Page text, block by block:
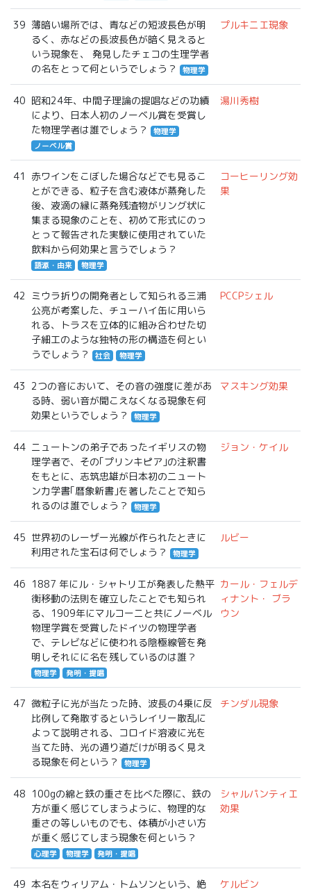
39 薄暗い場所では、青などの短波長色が明
るく、赤などの長波長色が暗く見えると
いう現象を、 発見したチェコの生理学者
の名をとって何というでしょう？
物理学
プルキニエ現象
40 昭和24年、中間子理論の提唱などの功績
により、日本人初のノーベル賞を受賞し
た物理学者は誰でしょう？
物理学
ノーベル賞
湯川秀樹
41
赤ワインをこぼした場合などでも見るこ
とができる、粒子を含む液体が蒸発した
後、液滴の縁に蒸発残渣物がリング状に
集まる現象のことを、初めて形式にのっ
とって報告された実験に使用されていた
飲料から何効果と言うでしょう？
語源・由来 物理学
コーヒーリング効
果
42
ミウラ折りの開発者として知られる三浦
公亮が考案した、チューハイ缶に用いら
れる、トラスを立体的に組み合わせた切
子細工のような独特の形の構造を何とい
うでしょう？
社会 物理学
PCCPシェル
43 2つの音において、その音の強度に差があ
る時、弱い音が聞こえなくなる現象を何
効果というでしょう？
物理学
マスキング効果
44 ニュートンの弟子であったイギリスの物
理学者で、その｢プリンキピア｣の注釈書
をもとに、志筑忠雄が日本初のニュート
ン力学書｢暦象新書｣を著したことで知ら
れるのは誰でしょう？
物理学
ジョン・ケイル
45 世界初のレーザー光線が作られたときに
利用された宝石は何でしょう？
物理学
ルビー
46 1887 年にル・シャトリエが発表した熱平
衡移動の法則を確立したことでも知られ
る、1909年にマルコーニと共にノーベル
物理学賞を受賞したドイツの物理学者
で、テレビなどに使われる陰極線管を発
明しそれにに名を残しているのは誰？
物理学 発明・提唱
カール・フェルデ
ィナント・ ブラ
ウン
47 微粒子に光が当たった時、波長の4乗に反
比例して発散するというレイリー散乱に
よって説明される、コロイド溶液に光を
当てた時、光の通り道だけが明るく見え
る現象を何という？
物理学
チンダル現象
48 100gの綿と鉄の重さを比べた際に、鉄の
方が重く感じてしまうように、物理的な
重さの等しいものでも、体積が小さい方
が重く感じてしまう現象を何という？
心理学 物理学 発明・提唱
シャルパンティエ
効果
49 本名をウィリアム・トムソンという、絶
ケルビン